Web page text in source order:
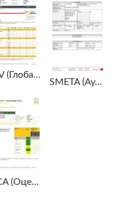
GSV (Глобальная проверка безопасности): Глобальная проверка безопасности цепочки поставок, которая оценивает безопасность цепочки поставок для предотвращения незаконной деятельности и обеспечения безопасного обращения товаров.
SMETA (Аудит этической торговли членов Sedex): Аудит, соответствующий требованиям нескольких международных розничных брендов, направленный на снижение операционных рисков и расширение рыночных возможностей.
WCA (Оценка условий труда): Оценка условий труда для обеспечения соответствия стандартам охраны труда и здоровья.